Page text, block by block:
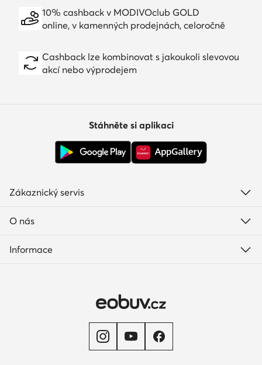
10% cashback v MODIVOclub GOLD
online, v kamenných prodejnách, celoročně
Cashback lze kombinovat s jakoukoli slevovou
akcí nebo výprodejem
Stáhněte si aplikaci
Zákaznický servis
O nás
Informace